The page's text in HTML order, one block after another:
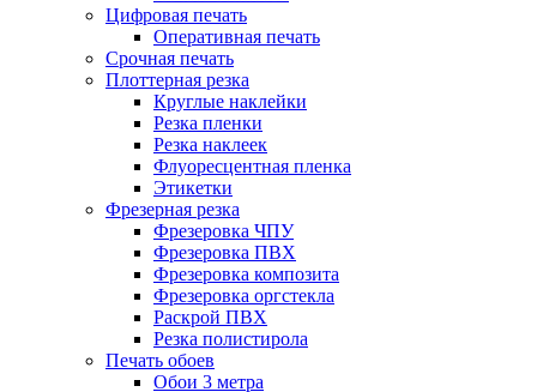
Цифровая печать
Оперативная печать
Срочная печать
Плоттерная резка
Круглые наклейки
Резка пленки
Резка наклеек
Флуоресцентная пленка
Этикетки
Фрезерная резка
Фрезеровка ЧПУ
Фрезеровка ПВХ
Фрезеровка композита
Фрезеровка оргстекла
Раскрой ПВХ
Резка полистирола
Печать обоев
Обои 3 метра